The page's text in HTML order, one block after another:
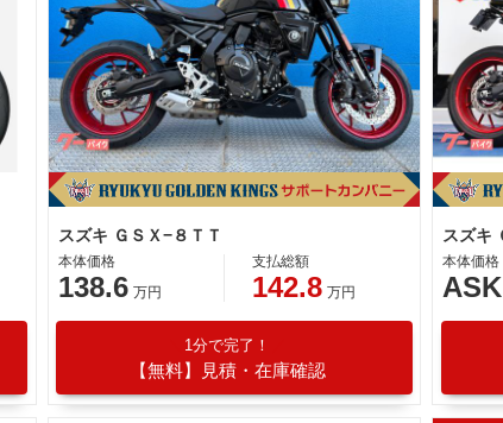
スズキ ＧＳＸ−８ＴＴ
本体価格
138.6 万円
支払総額
142.8 万円
1分で完了！
【無料】見積・在庫確認
本体価格
ASK